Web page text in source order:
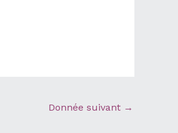
Donnée suivant →